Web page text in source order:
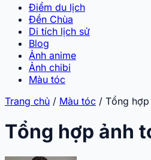
Điểm du lịch
Đền Chùa
Di tích lịch sử
Blog
Ảnh anime
Ảnh chibi
Màu tóc
Trang chủ / Màu tóc / Tổng
Tổng hợp ảnh